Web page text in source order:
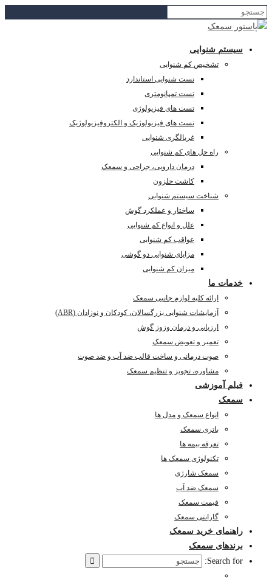
سیستم شنوایی
تشخیص کم شنوایی
تست شنوایی استاندارد
تست تمپانومتری
تست های فیزیولوژی
تست های فیزیولوژیک و الکتروفیزیولوژیک
غربالگری شنوایی
راه حل های کم شنوایی
درمان دارویی، جراحی و سمعک
کاشت حلزون
شناخت سیستم شنوایی
ساختار و عملکرد گوش
علل و انواع کم شنوایی
عواقب کم شنوایی
مزایای شنوایی دو گوشی
میزان کم شنوایی
خدمات ما
ارائه کلیه لوازم جانبی سمعک
آزمایشات شنوایی بزرگسالان، کودکان و نوزادان (ABR)
ارزیابی و درمان وزوز گوش
تعمیر و تعویض سمعک
صوت درمانی و ساخت قالب ضد آب و ضد صوت
مشاوره، تجویز و تنظیم سمعک
فیلم آموزشی
سمعک
انواع سمعک و مدل ها
باتری سمعک
تعرفه بیمه ها
تکنولوژی سمعک ها
سمعک شارژی
سمعک ضد آب
قیمت سمعک
گارانتی سمعک
راهنمای خرید سمعک
برندهای سمعک
Search for: